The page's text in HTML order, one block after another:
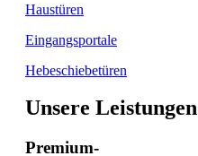
Haustüren
Eingangsportale
Hebeschiebetüren
Unsere Leistungen
Premium-